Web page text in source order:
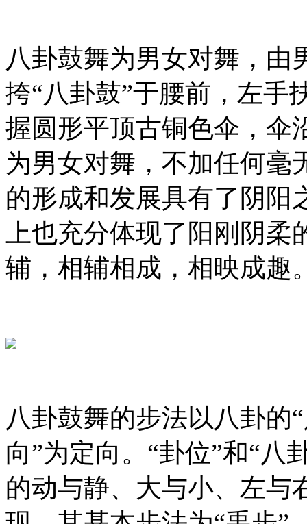
八卦鼓舞为男女对舞，由
挎“八卦鼓”于腰前，左手
握圆形平顶古铜色伞，伞
为男女对舞，不加任何毫
的形成和发展具有了阴阳
上也充分体现了阳刚阴
辅，相辅相成，相映成趣
八卦鼓舞的步法以八卦的
向”为定向。“卦位”和“八
的动与静、大与小、左与